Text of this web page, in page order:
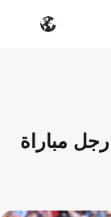
مباراة